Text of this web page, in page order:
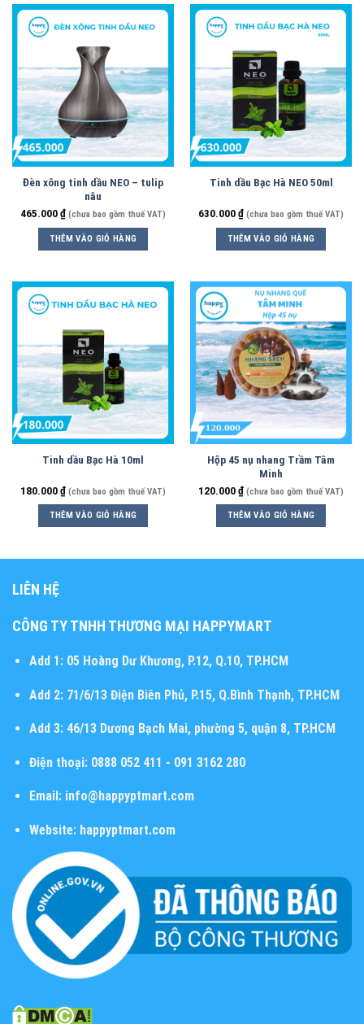
Đèn xông tinh dầu NEO – tulip
nâu
465.000₫ (chưa bao gồm thuế VAT)
THÊM VÀO GIỎ HÀNG
Tinh dầu Bạc Hà NEO 50ml
630.000₫ (chưa bao gồm thuế VAT)
THÊM VÀO GIỎ HÀNG
Tinh dầu Bạc Hà 10ml
180.000₫ (chưa bao gồm thuế VAT)
THÊM VÀO GIỎ HÀNG
Hộp 45 nụ nhang Trầm Tâm
Minh
120.000₫ (chưa bao gồm thuế VAT)
THÊM VÀO GIỎ HÀNG
LIÊN HỆ
CÔNG TY TNHH THƯƠNG MẠI HAPPYMART
Add 1:05 Hoàng Dư Khương, P.12, Q.10, TP.HCM
Add 2:71/6/13 Điện Biên Phủ, P.15, Q.Bình Thạnh, TP.HCM
Add 3:46/13 Dương Bạch Mai, phường 5, quận 8, TP.HCM
Điện thoại:0888 052 411 - 091 3162 280
Email:info@happyptmart.com
Website: happyptmart.com